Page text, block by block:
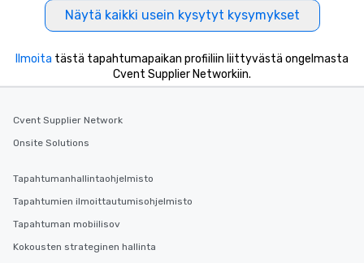
Näytä kaikki usein kysytyt kysymykset
Ilmoita tästä tapahtumapaikan profiiliin liittyvästä ongelmasta
Cvent Supplier Networkiin.
Cvent Supplier Network
Onsite Solutions
Tapahtumanhallintaohjelmisto
Tapahtumien ilmoittautumisohjelmisto
Tapahtuman mobiilisov
Kokousten strateginen hallinta